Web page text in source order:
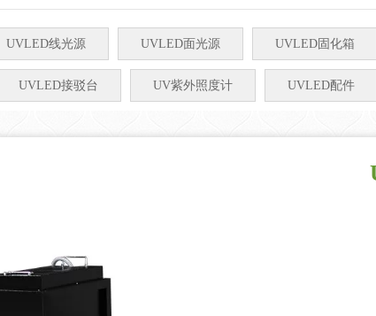
UVLED线光源 UVLED面光源 UVLED固化箱
UVLED接驳台 UV紫外照度计 UVLED配件